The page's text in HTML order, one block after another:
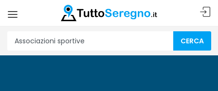
CERCA